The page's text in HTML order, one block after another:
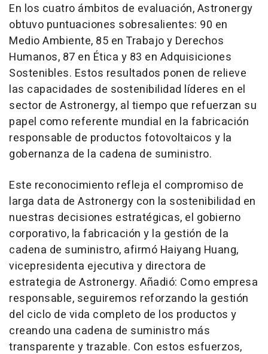
En los cuatro ámbitos de evaluación, Astronergy
obtuvo puntuaciones sobresalientes: 90 en
Medio Ambiente, 85 en Trabajo y Derechos
Humanos, 87 en Ética y 83 en Adquisiciones
Sostenibles. Estos resultados ponen de relieve
las capacidades de sostenibilidad líderes en el
sector de Astronergy, al tiempo que refuerzan su
papel como referente mundial en la fabricación
responsable de productos fotovoltaicos y la
gobernanza de la cadena de suministro.
Este reconocimiento refleja el compromiso de
larga data de Astronergy con la sostenibilidad en
nuestras decisiones estratégicas, el gobierno
corporativo, la fabricación y la gestión de la
cadena de suministro, afirmó Haiyang Huang,
vicepresidenta ejecutiva y directora de
estrategia de Astronergy. Añadió: Como empresa
responsable, seguiremos reforzando la gestión
del ciclo de vida completo de los productos y
creando una cadena de suministro más
transparente y trazable. Con estos esfuerzos,